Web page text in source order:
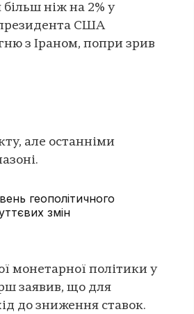
більш ніж на 2% у
президента США
з Іраном, попри зрив
але останніми
геополітичного
змін
монетарної політики у
заявив, що для
до зниження ставок.